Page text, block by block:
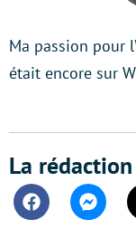
Ma passion pour
était encore sur
La
Facebook